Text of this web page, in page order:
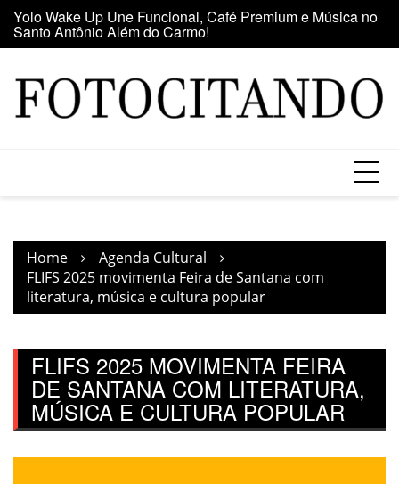
Skip
content
Maior clube de vinil da América Latina participa da Feira
do Vinil no Shopping Center Lapa
Home
Agenda Cultural
FLIFS 2025 movimenta Feira de Santana com
literatura, música e cultura popular
FLIFS 2025 MOVIMENTA FEIRA
DE SANTANA COM LITERATURA,
MÚSICA E CULTURA POPULAR